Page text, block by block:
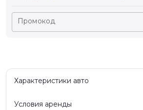
Промокод
Характеристики авто
Условия аренды